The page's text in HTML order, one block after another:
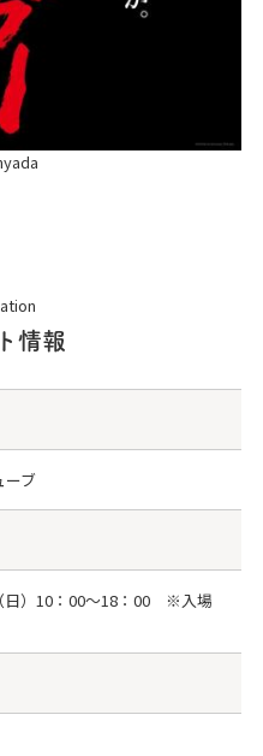
情報
ーブ
日）10：00～18：00 ※入場